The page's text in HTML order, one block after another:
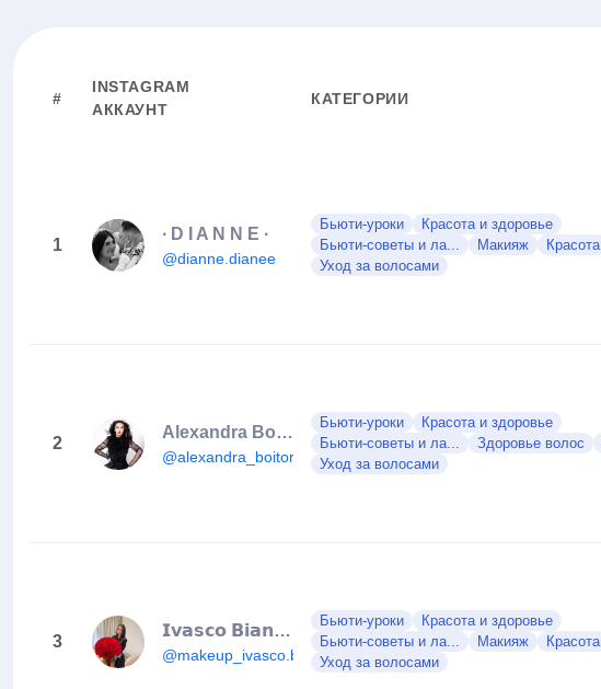
#
INSTAGRAM
АККАУНТ
КАТЕГОРИИ
1
∙ D I A N N E ∙
@dianne.dianee
Бьюти-уроки
Красота и здоровье
Бьюти-советы и ла...
Макияж
Красота
Уход за волосами
2
Alexandra Boitor
@alexandra_boitor
Бьюти-уроки
Красота и здоровье
Бьюти-советы и ла...
Здоровье волос
Уход за волосами
3
𝗜𝘃𝗮𝘀𝗰𝗼 𝗕𝗶𝗮𝗻𝗰𝗮 𝗔𝗺𝗮𝗹𝗶𝗮 𝗠𝗮𝗸𝗲𝘂𝗽 𝗔𝗿𝘁𝗶𝘀𝘁 💄
@makeup_ivasco.biancaamalia
Бьюти-уроки
Красота и здоровье
Бьюти-советы и ла...
Макияж
Красота
Уход за волосами